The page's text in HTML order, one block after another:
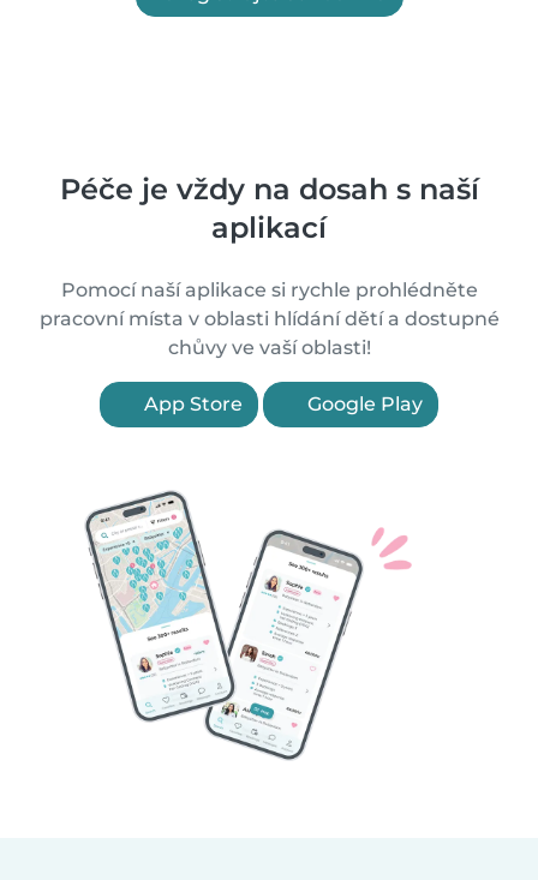
Péče je vždy na dosah s naší
aplikací
Pomocí naší aplikace si rychle prohlédněte
pracovní místa v oblasti hlídání dětí a dostupné
chůvy ve vaší oblasti!
App Store Google Play